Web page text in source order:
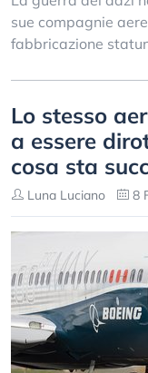
sue compagnie
fabbricazione
Lo stesso
a essere
cosa sta
Luna Luciano 8